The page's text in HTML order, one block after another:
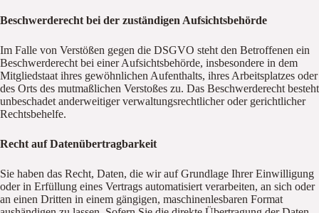
Beschwerderecht bei der zuständigen Aufsichtsbehörde
Im Falle von Verstößen gegen die DSGVO steht den Betroffenen ein
Beschwerderecht bei einer Aufsichtsbehörde, insbesondere in dem
Mitgliedstaat ihres gewöhnlichen Aufenthalts, ihres Arbeitsplatzes oder
des Orts des mutmaßlichen Verstoßes zu. Das Beschwerderecht besteht
unbeschadet anderweitiger verwaltungsrechtlicher oder gerichtlicher
Rechtsbehelfe.
Recht auf Datenübertragbarkeit
Sie haben das Recht, Daten, die wir auf Grundlage Ihrer Einwilligung
oder in Erfüllung eines Vertrags automatisiert verarbeiten, an sich oder
an einen Dritten in einem gängigen, maschinenlesbaren Format